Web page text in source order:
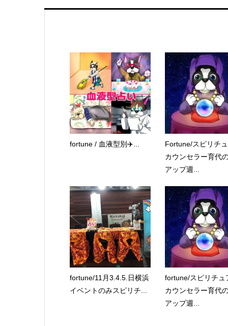
fortune / 血液型別✈️...
Fortune/スピリチ
カウンセラー育代
アップ週...
fortune/11月3.4.5.日横浜
イベントのみスピリチ...
fortune/スピリチュ
カウンセラー育代
アップ週...